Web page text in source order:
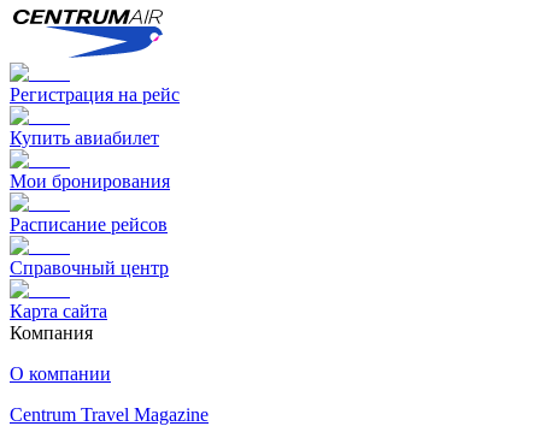
Регистрация на рейс
Купить авиабилет
Мои бронирования
Расписание рейсов
Справочный центр
Карта сайта
Компания
О компании
Centrum Travel Magazine